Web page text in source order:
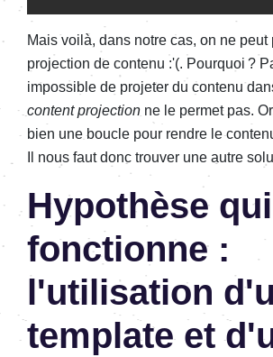
Mais voilà, dans notre cas, on ne peut
projection de contenu :'(. Pourquoi ?
impossible de projeter du contenu
content projection ne le permet pas.
bien une boucle pour rendre le
Il nous faut donc trouver une autre
Hypothèse qui
fonctionne :
l'utilisation
template et